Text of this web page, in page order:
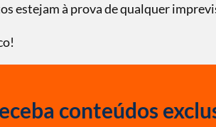
estejam à prova de qualquer
conteúdos